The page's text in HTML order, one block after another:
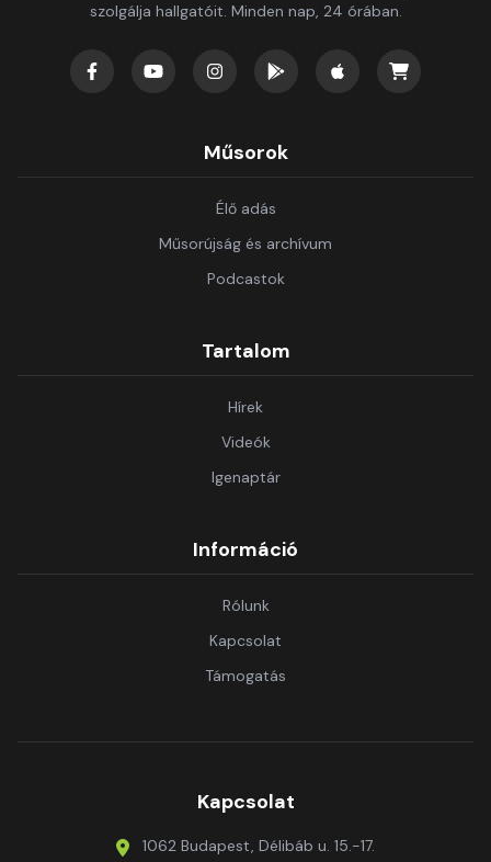
szolgálja hallgatóit. Minden nap, 24 órában.
Műsorok
Élő adás
Műsorújság és archívum
Podcastok
Tartalom
Hírek
Videók
Igenaptár
Információ
Rólunk
Kapcsolat
Támogatás
Kapcsolat
1062 Budapest, Délibáb u. 15.-17.